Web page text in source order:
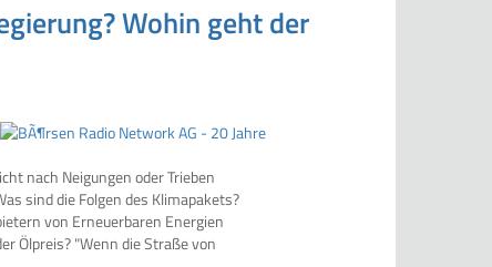
Wohin geht der
nach Neigungen oder Trieben
sind die Folgen des Klimapakets?
von Erneuerbaren Energien
Ölpreis? "Wenn die Straße von